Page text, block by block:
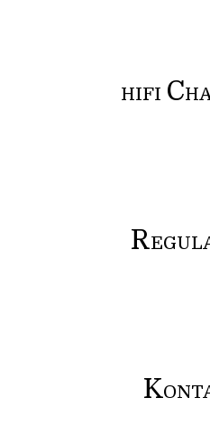
HIFI C
R
K